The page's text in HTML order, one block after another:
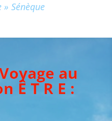
»Sénèque
au
Ê T R E :